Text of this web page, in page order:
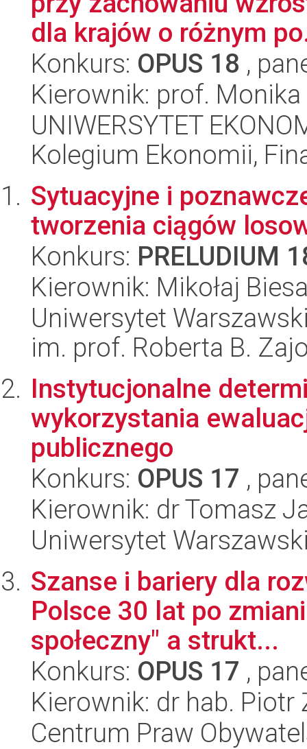
dla krajów o różnym
Konkurs: OPUS 18 ,
Kierownik: prof. Monika
UNIWERSYTET
Kolegium Ekonomii,
Sytuacyjne i
tworzenia ciągów
Konkurs: PRELUDIUM
Kierownik: Mikołaj
Uniwersytet
im. prof. Roberta B.
Instytucjonalne
wykorzystania
publicznego
Konkurs: OPUS 17 ,
Kierownik: dr Tomasz
Uniwersytet
Szanse i bariery dla
Polsce 30 lat po
społeczny" a strukt...
Konkurs: OPUS 17 ,
Kierownik: dr hab. Piotr
Centrum Praw